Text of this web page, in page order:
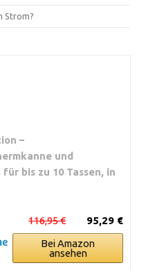
Strom?
–
und
bis zu 10 Tassen, in
95,29 €
116,95 €
Bei Amazon
ansehen